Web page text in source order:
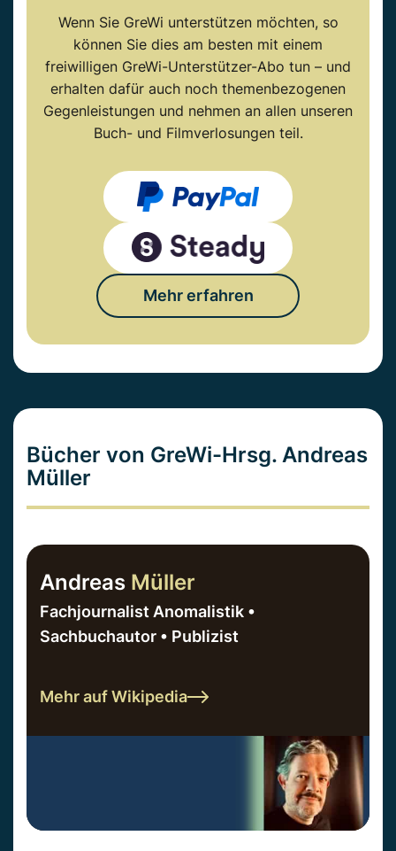
Wenn Sie GreWi unterstützen möchten, so
können Sie dies am besten mit einem
freiwilligen GreWi-Unterstützer-Abo tun – und
erhalten dafür auch noch themenbezogenen
Gegenleistungen und nehmen an allen unseren
Buch- und Filmverlosungen teil.
Mehr erfahren
Bücher von GreWi-Hrsg. Andreas
Müller
Andreas Müller
Fachjournalist Anomalistik •
Sachbuchautor • Publizist
Mehr auf Wikipedia